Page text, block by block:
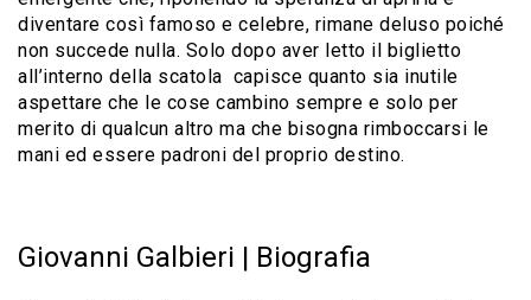
diventare così famoso e celebre, rimane deluso poiché
non succede nulla. Solo dopo aver letto il biglietto
all’interno della scatola capisce quanto sia inutile
aspettare che le cose cambino sempre e solo per
merito di qualcun altro ma che bisogna rimboccarsi le
mani ed essere padroni del proprio destino.
Giovanni Galbieri | Biografia